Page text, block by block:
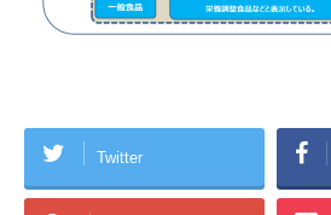
Twitter